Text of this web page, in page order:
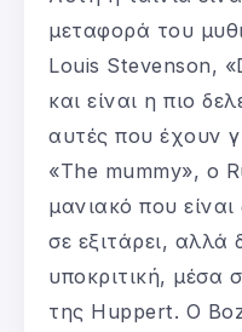
μεταφορά του
Louis Stevenson,
και είναι η πιο
αυτές που έχουν
«The mummy», ο
μανιακό που
σε εξιτάρει, αλλά
υποκριτική, μέσα
της Huppert. Ο